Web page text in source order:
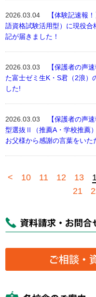
2026.03.04
【体験記速報
語資格試験活用型）に現役
記が届きました！
2026.03.03
【保護者の声
た富士ゼミ生K・S君（2浪）
した!
2026.03.03
【保護者の声
型選抜Ⅱ（推薦A・学校推薦
お父様から感謝の言葉をいた
< 10 11 12 13
21